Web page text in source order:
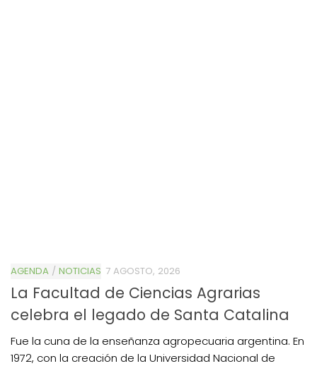
AGENDA / NOTICIAS 7 AGOSTO, 2026
La Facultad de Ciencias Agrarias
celebra el legado de Santa Catalina
Fue la cuna de la enseñanza agropecuaria argentina. En
1972, con la creación de la Universidad Nacional de